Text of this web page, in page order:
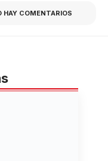
HAY COMENTARIOS